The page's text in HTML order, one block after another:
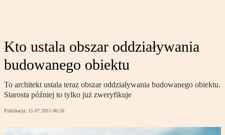
Kto ustala obszar oddziaływania
budowanego obiektu
To architekt ustala teraz obszar oddziaływania budowanego obiektu.
Starosta później to tylko już zweryfikuje
Publikacja: 15.07.2015 06:50